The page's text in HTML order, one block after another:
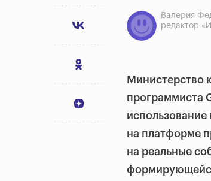
Валерия
редактор
программиста
на платформе
на реальные